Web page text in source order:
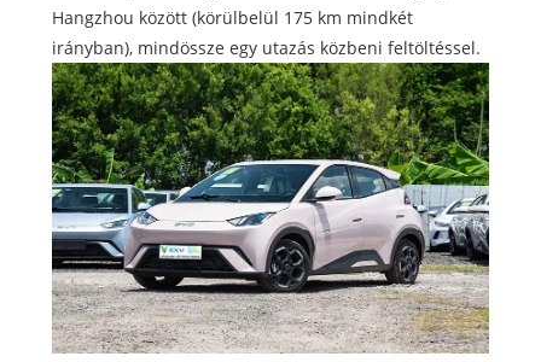
Hangzhou között (körülbelül 175 km mindkét
irányban), mindössze egy utazás közbeni feltöltéssel.